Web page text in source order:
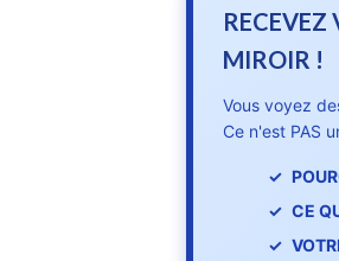
RECEVEZ
MIROIR !
Vous voyez
Ce n'est PAS
CE